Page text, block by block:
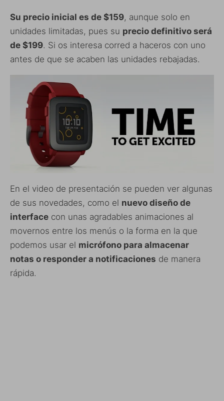
Su precio inicial es de $159, aunque solo en
unidades limitadas, pues su precio definitivo será
de $199. Si os interesa corred a haceros con uno
antes de que se acaben las unidades rebajadas.
En el video de presentación se pueden ver algunas
de sus novedades, como el nuevo diseño de
interface con unas agradables animaciones al
movernos entre los menús o la forma en la que
podemos usar el micrófono para almacenar
notas o responder a notificaciones de manera
rápida.